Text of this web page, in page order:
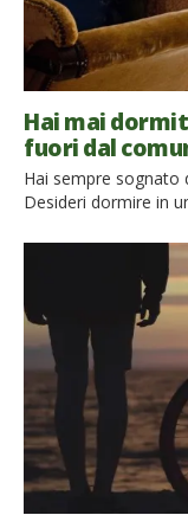
Hai mai
fuori dal
Hai sempre sognato
Desideri dormire in
enorme giardino
le barche? E se ti
Liguria, puoi trovare